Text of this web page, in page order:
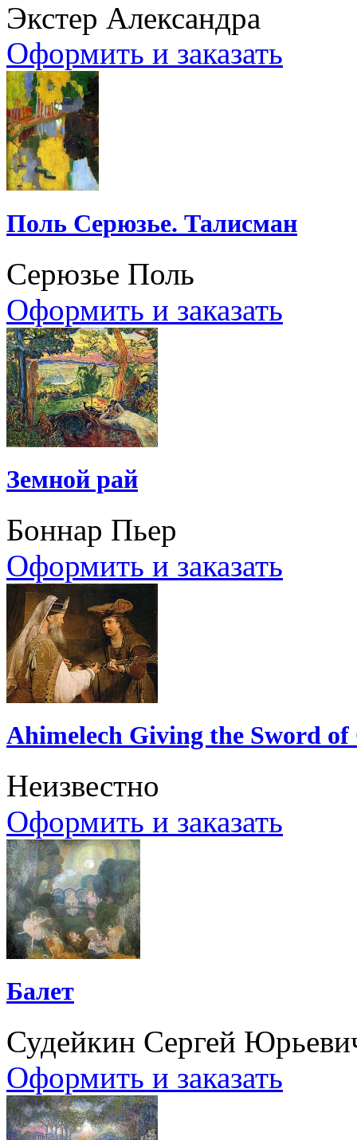
Экстер Александра
Оформить и заказать
Поль Серюзье. Талисман
Серюзье Поль
Оформить и заказать
Земной рай
Боннар Пьер
Оформить и заказать
Ahimelech Giving the Sword
Неизвестно
Оформить и заказать
Балет
Судейкин Сергей
Оформить и заказать